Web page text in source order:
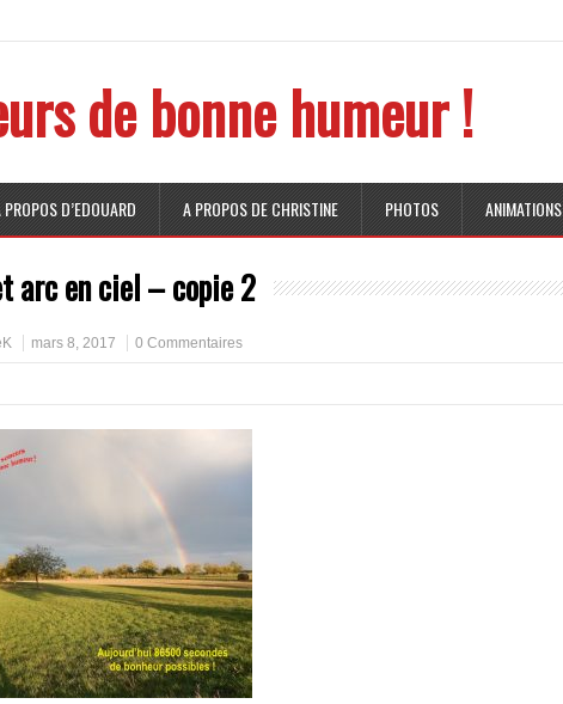
de bonne humeur !
PROPOS D’EDOUARD A PROPOS DE CHRISTINE PHOTOS ANIMATIONS
arc en ciel – copie 2
mars 8, 2017 0 Commentaires